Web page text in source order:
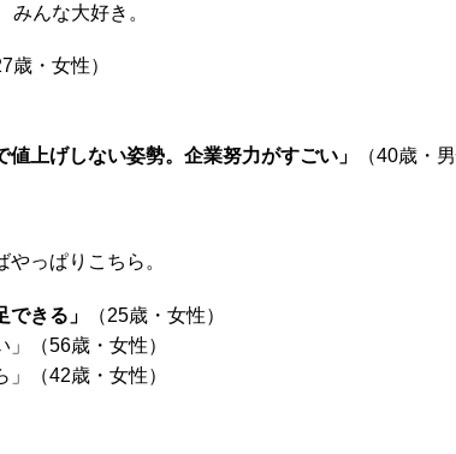
みんな大好き。
歳・女性）
上げしない姿勢。企業努力がすごい」
（40歳・
っぱりこちら。
きる」
（25歳・女性）
（56歳・女性）
（42歳・女性）